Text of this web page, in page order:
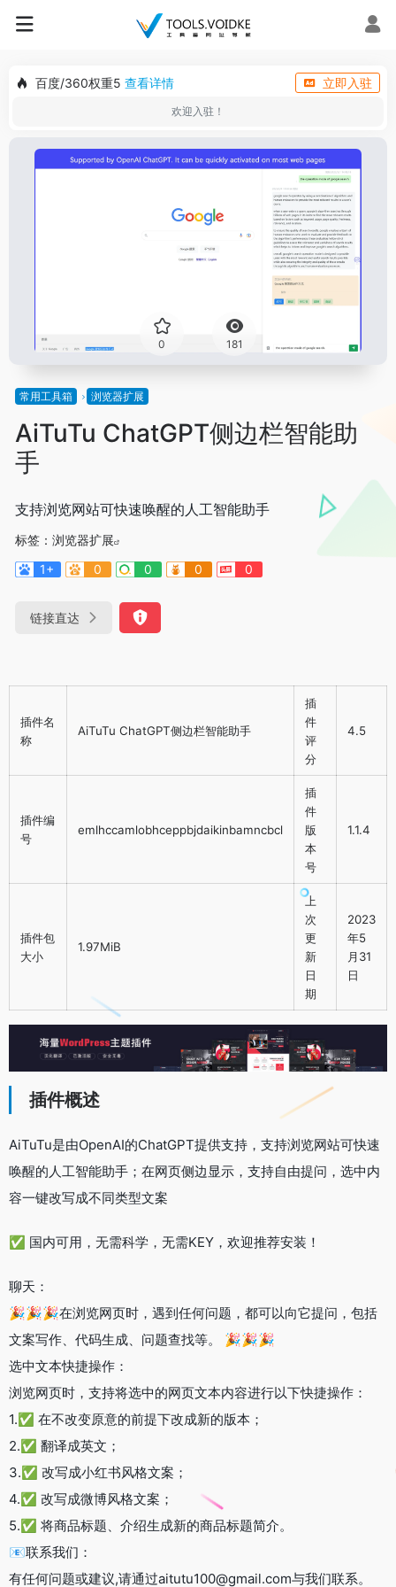
百度/360权重5 查看详情 立即入驻
欢迎入驻！
0 181
常用工具箱 浏览器扩展
AiTuTu ChatGPT侧边栏智能助
手
支持浏览网站可快速唤醒的人工智能助手
标签： 浏览器扩展
1+
0 0 0 0
链接直达
插件名
称
AiTuTu ChatGPT侧边栏智能助手
插
件
评
分
4.5
插件编
号
emlhccamlobhceppbjdaikinbamncbcl
插
件
版
本
号
1.1.4
插件包
大小
1.97MiB
上
次
更
新
日
期
2023
年5
月31
日
插件概述
AiTuTu是由OpenAI的ChatGPT提供支持，支持浏览网站可快速
唤醒的人工智能助手；在网页侧边显示，支持自由提问，选中内
容一键改写成不同类型文案
✅ 国内可用，无需科学，无需KEY，欢迎推荐安装！
聊天：
🎉🎉🎉在浏览网页时，遇到任何问题，都可以向它提问，包括
文案写作、代码生成、问题查找等。 🎉🎉🎉
选中文本快捷操作：
浏览网页时，支持将选中的网页文本内容进行以下快捷操作：
1.✅ 在不改变原意的前提下改成新的版本；
2.✅ 翻译成英文；
3.✅ 改写成小红书风格文案；
4.✅ 改写成微博风格文案；
5.✅ 将商品标题、介绍生成新的商品标题简介。
📧联系我们：
有任何问题或建议,请通过aitutu100@gmail.com与我们联系。